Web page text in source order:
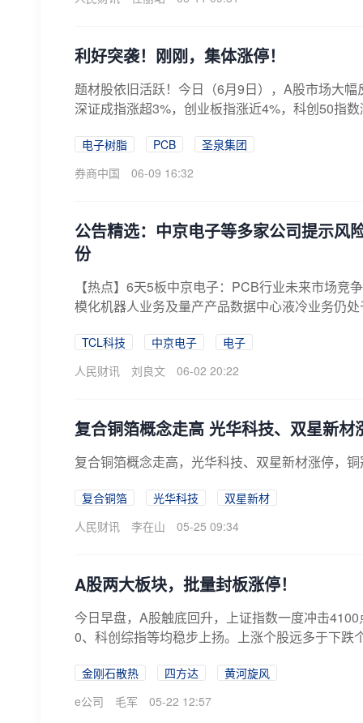
利好突袭！刚刚，集体涨停！
题材股依旧活跃！今日（6月9日），A股市场大
深证成指涨超3%，创业板指涨近4%，科创50指
电子树脂 PCB
圣泉集团
券商中国
06-09 16:32
公告精选：中京电子等多家公司提示
份
【热点】6天5板中京电子：PCB行业未来市场
模化机器人业务及量产产品数据中心液冷业务仍
TCL科技 中京电子
电子
人民财讯
刘良文 06-02 20:22
复合铜箔概念走高 光华科技、双星新材
复合铜箔概念走高，光华科技、双星新材涨停，
复合铜箔 光华科技
双星新材
人民财讯
李在山 05-25 09:34
A股两大板块，批量封板涨停！
今日早盘，A股触底回升，上证指数一度冲击
0、科创综指等均稳步上扬。上涨个股远多于下跌
金刚石散热 四方达
黄河旋风
e公司
毛军 05-22 12:57